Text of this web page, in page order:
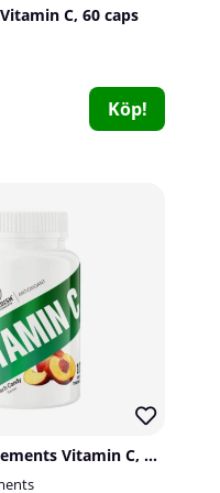
C, 60 caps
Köp!
Swedish Supplements Vitamin C, 100 tabs